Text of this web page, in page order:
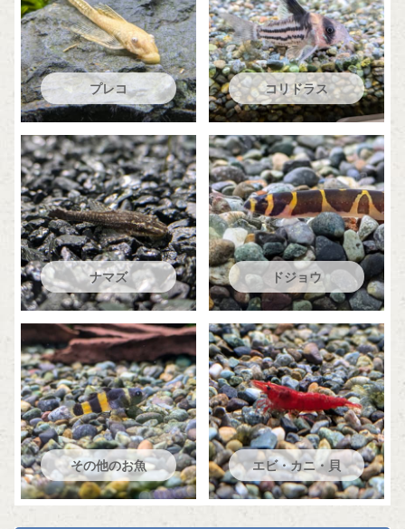
プレコ コリドラス
ナマズ ドジョウ
その他のお魚 エビ・カニ・貝